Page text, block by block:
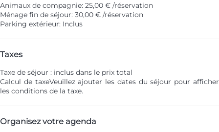
Animaux de compagnie: 25,00 € /réservation
Ménage fin de séjour: 30,00 € /réservation
Parking extérieur: Inclus
Taxes
Taxe de séjour : inclus dans le prix total
Calcul de taxeVeuillez ajouter les dates du séjour pour afficher
les conditions de la taxe.
Organisez votre agenda